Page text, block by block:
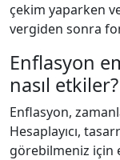
çekim yaparken
vergiden sonra
Enflasyon
nasıl etkiler?
Enflasyon,
Hesaplayıcı,
görebilmeniz için